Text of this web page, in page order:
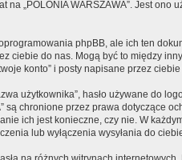
„POLONIA WARSZAWA”. Jest ono
phpBB, ale ich ten
ciebie do nas. Mogą być to między
konto” i posty napisane przez
użytkownika”, hasło używane do
chronione przez prawa dotyczące
ich jest konieczne, czy nie. W
lub wyłączenia wysyłania do